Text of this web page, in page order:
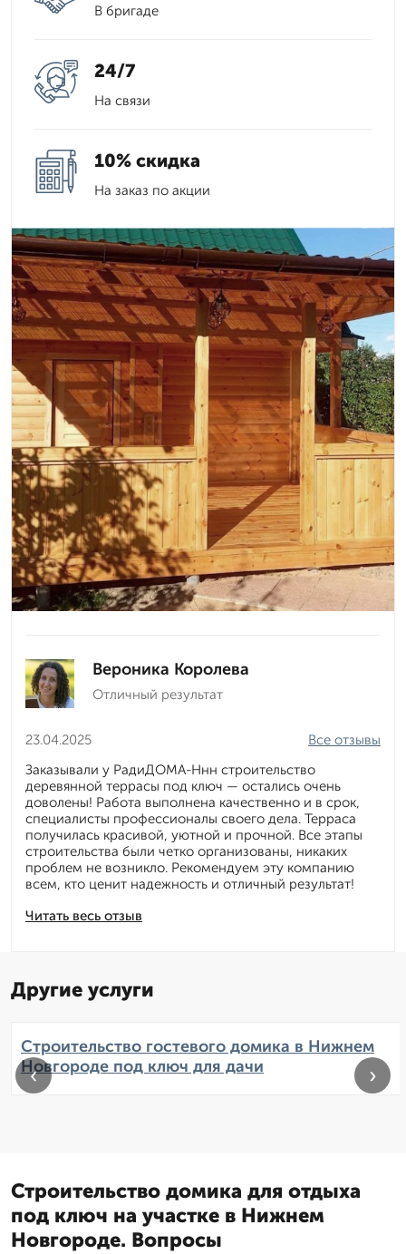
В бригаде
24/7
На связи
10% скидка
На заказ по акции
Вероника Королева
Отличный результат
23.04.2025
Читать весь отзыв
Все отзывы
Заказывали у РадиДОМА-Ннн строительство
деревянной террасы под ключ — остались очень
доволены! Работа выполнена качественно и в срок,
специалисты профессионалы своего дела. Терраса
получилась красивой, уютной и прочной. Все этапы
строительства были четко организованы, никаких
проблем не возникло. Рекомендуем эту компанию
всем, кто ценит надежность и отличный результат!
Другие услуги
Строительство гостевого домика в Нижнем
Новгороде под ключ для дачи
‹ ›
Строительство домика для отдыха
под ключ на участке в Нижнем
Новгороде. Вопросы